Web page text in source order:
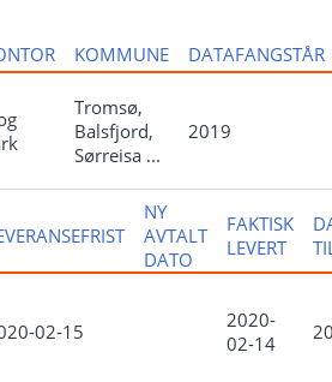
KOMMUNE
DATAFANGSTÅR
Tromsø,
Balsfjord,
Sørreisa ...
2019
NY
AVTALT
DATO
FAKTISK
LEVERT
02-15
2020-
02-14